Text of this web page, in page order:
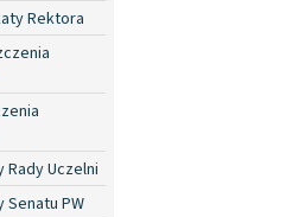
Rektora
Rady Uczelni
Senatu PW